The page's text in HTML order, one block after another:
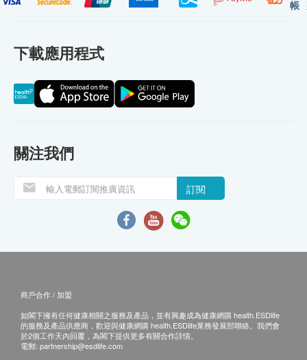
帳
下載應用程式
關注我們
訂閱
商戶合作 / 加盟
如閣下擁有任何健康相關之服務及產品，並有興趣成為健康網購 health.ESDlife
的服務及產品供應商，歡迎與健康網購 health.ESDlife業務發展部聯絡。我們會
於2個工作天內回覆，為閣下提供更多有關合作詳情。
電郵: partnership@esdlife.com